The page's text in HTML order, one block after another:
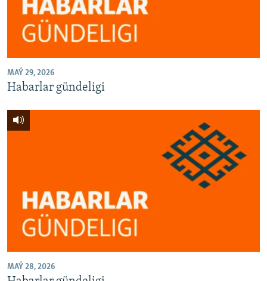
MAÝ 29, 2026
Habarlar gündeligi
MAÝ 28, 2026